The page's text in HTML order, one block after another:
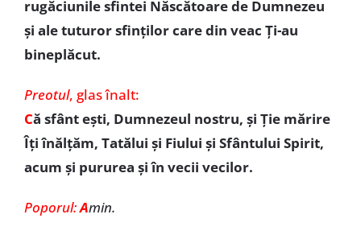
rugăciunile sfintei Născătoare de Dumnezeu
și ale tuturor sfinților care din veac Ți-au
bineplăcut.
Preotul, glas înalt:
Că sfânt ești, Dumnezeul nostru, și Ție mărire
Îți înălțăm, Tatălui și Fiului și Sfântului Spirit,
acum și pururea și în vecii vecilor.
Poporul:Amin.